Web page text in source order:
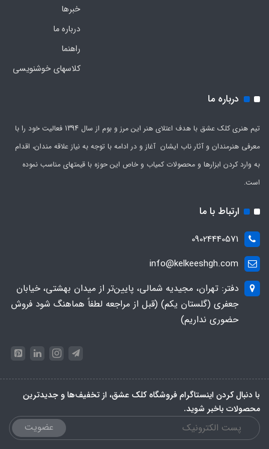
خبرها
درباره ما
راهنما
کلاسهای خوشنویسی
درباره ما
تیم هنری کلک عشق با هدف اعتلای هنر این مرز و بوم از سال 1394 فعالیت خود را با
معرفی هنرمندان و آثار ناب ایشان آغاز و در ادامه با توجه به نیاز علاقه مندان، اقدام
به وارد کردن ابزارها و محصولات کمیاب و خاص این حوزه با قیمتهای مناسب نموده
است.
ارتباط با ما
09024440571
info@kelkeeshgh.com
دفتر: تهران، مجیدیه شمالی، پایین‌تر از میدان بهشتی، خیابان
جعفری (گلستان یکم) (قبل از مراجعه لطفاً هماهنگ شود فروش
حضوری نداریم)
با دنبال کردن اینستاگرام فروشگاه کلک عشق، از تخفیف‌ها و جدیدترین‌
محصولات باخبر شوید.
عضویت